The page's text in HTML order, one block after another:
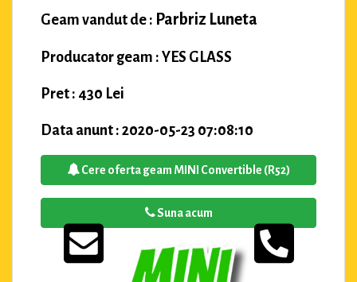
Geam vandut de : Parbriz Luneta
Producator geam : YES GLASS
Pret : 430 Lei
Data anunt : 2020-05-23 07:08:10
Cere oferta geam MINI Convertible (R52)
Suna acum